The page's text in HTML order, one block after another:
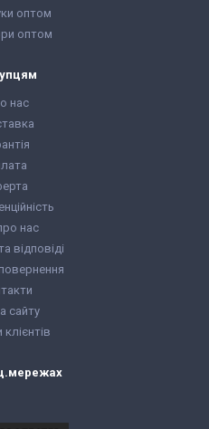
оптом
оптом
нас
нас
відповіді
сайту
клієнтів